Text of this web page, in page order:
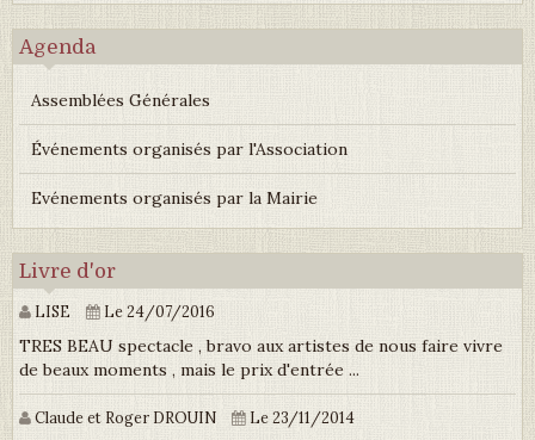
Agenda
Assemblées Générales
Événements organisés par l'Association
Evénements organisés par la Mairie
Livre d'or
LISE Le 24/07/2016
TRES BEAU spectacle , bravo aux artistes de nous faire vivre
de beaux moments , mais le prix d'entrée ...
Claude et Roger DROUIN Le 23/11/2014